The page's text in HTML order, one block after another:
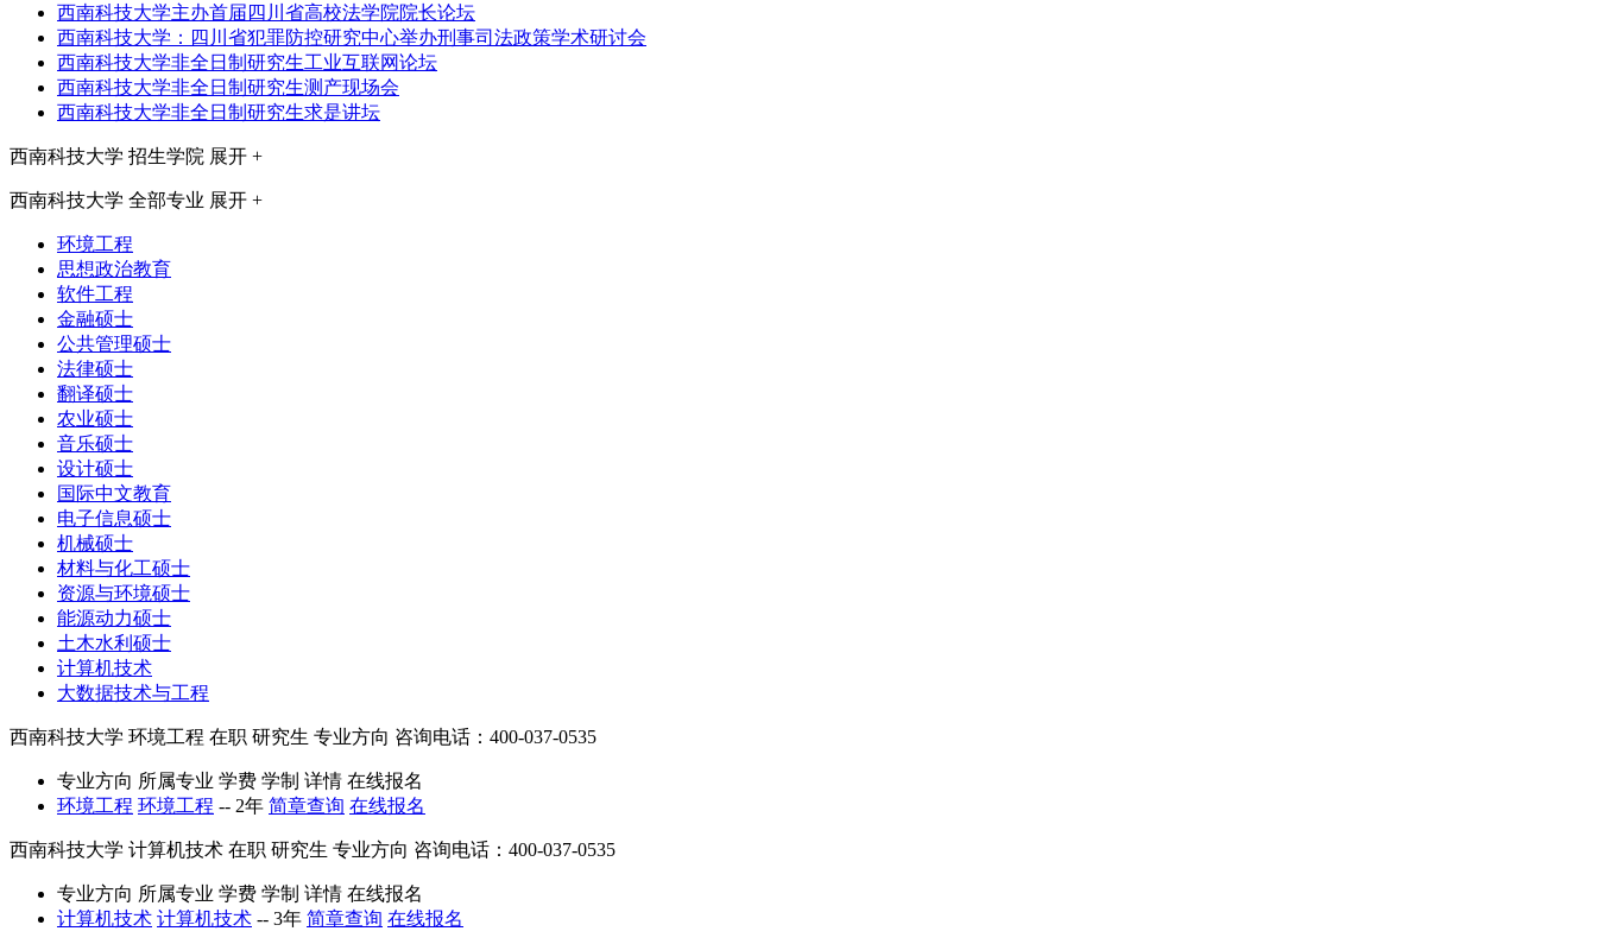
西南科技大学主办首届四川省高校法学院院长论坛
西南科技大学：四川省犯罪防控研究中心举办刑事司法政策学术研讨会
西南科技大学非全日制研究生工业互联网论坛
西南科技大学非全日制研究生测产现场会
西南科技大学非全日制研究生求是讲坛
西南科技大学 招生学院 展开 +
西南科技大学 全部专业 展开 +
环境工程
思想政治教育
软件工程
金融硕士
公共管理硕士
法律硕士
翻译硕士
农业硕士
音乐硕士
设计硕士
国际中文教育
电子信息硕士
机械硕士
材料与化工硕士
资源与环境硕士
能源动力硕士
土木水利硕士
计算机技术
大数据技术与工程
西南科技大学 环境工程 在职 研究生 专业方向 咨询电话：400-037-0535
专业方向 所属专业 学费 学制 详情 在线报名
环境工程 环境工程 -- 2年 简章查询 在线报名
西南科技大学 计算机技术 在职 研究生 专业方向 咨询电话：400-037-0535
专业方向 所属专业 学费 学制 详情 在线报名
计算机技术 计算机技术 -- 3年 简章查询 在线报名